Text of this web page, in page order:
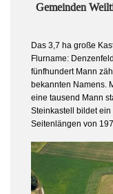
Gemeinden
Das 3,7 ha große
Flurname:
fünfhundert Mann
bekannten Namens.
eine tausend Mann
Steinkastell bildet
Seitenlängen von